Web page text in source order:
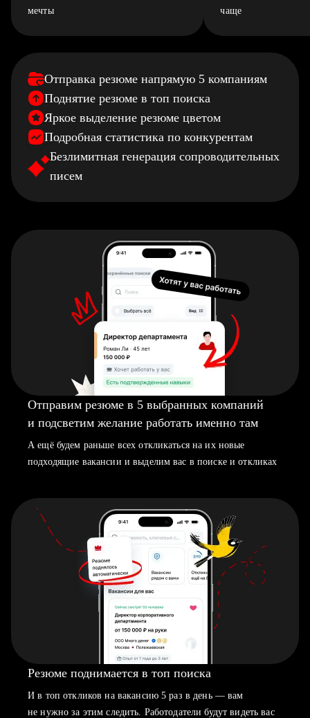
мечты
чаще
Отправка резюме напрямую 5 компаниям
Поднятие резюме в топ поиска
Яркое выделение резюме цветом
Подробная статистика по конкурентам
Безлимитная генерация сопроводительных
писем
Отправим резюме в 5 выбранных компаний
и подсветим желание работать именно там
А ещё будем раньше всех откликаться на их новые
подходящие вакансии и выделим вас в поиске и откликах
Резюме поднимается в топ поиска
И в топ откликов на вакансию 5 раз в день — вам
не нужно за этим следить. Работодатели будут видеть вас